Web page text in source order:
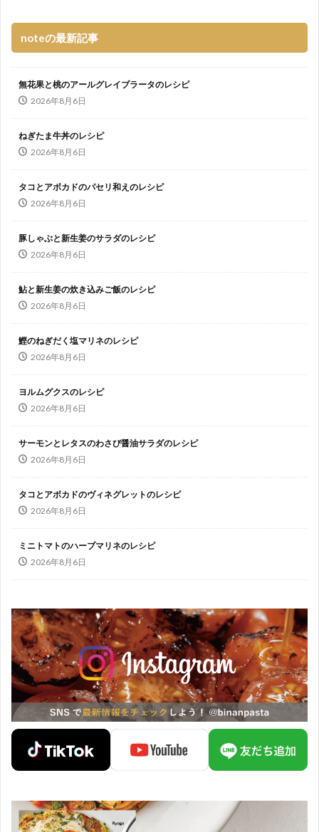
noteの最新記事
無花果と桃のアールグレイブラータのレシピ
2026年8月6日
ねぎたま牛丼のレシピ
2026年8月6日
タコとアボカドのパセリ和えのレシピ
2026年8月6日
豚しゃぶと新生姜のサラダのレシピ
2026年8月6日
鮎と新生姜の炊き込みご飯のレシピ
2026年8月6日
鰹のねぎだく塩マリネのレシピ
2026年8月6日
ヨルムグクスのレシピ
2026年8月6日
サーモンとレタスのわさび醤油サラダのレシピ
2026年8月6日
タコとアボカドのヴィネグレットのレシピ
2026年8月6日
ミニトマトのハーブマリネのレシピ
2026年8月6日